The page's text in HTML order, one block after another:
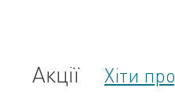
Акції Хіти